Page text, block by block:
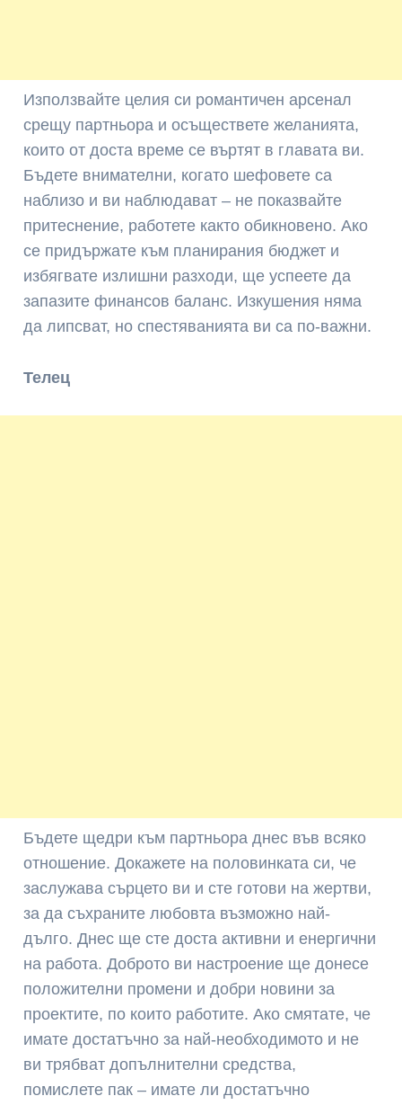
Използвайте целия си романтичен арсенал
срещу партньора и осъществете желанията,
които от доста време се въртят в главата ви.
Бъдете внимателни, когато шефовете са
наблизо и ви наблюдават – не показвайте
притеснение, работете както обикновено. Ако
се придържате към планирания бюджет и
избягвате излишни разходи, ще успеете да
запазите финансов баланс. Изкушения няма
да липсват, но спестяванията ви са по-важни.
Телец
Бъдете щедри към партньора днес във всяко
отношение. Докажете на половинката си, че
заслужава сърцето ви и сте готови на жертви,
за да съхраните любовта възможно най-
дълго. Днес ще сте доста активни и енергични
на работа. Доброто ви настроение ще донесе
положителни промени и добри новини за
проектите, по които работите. Ако смятате, че
имате достатъчно за най-необходимото и не
ви трябват допълнителни средства,
помислете пак – имате ли достатъчно